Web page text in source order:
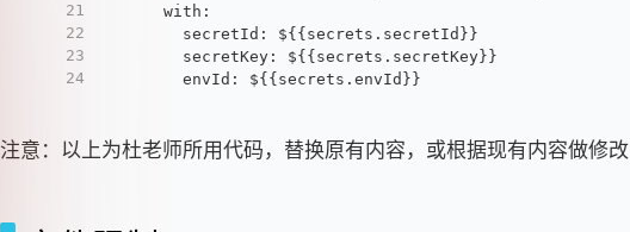
21
22
23
24
      with:
        secretId: ${{secrets.secretId}}
        secretKey: ${{secrets.secretKey}}
        envId: ${{secrets.envId}}
注意：以上为杜老师所用代码，替换原有内容，或根据现有内容做修